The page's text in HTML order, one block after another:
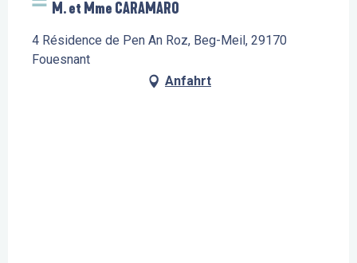
M. et Mme CARAMARO
4 Résidence de Pen An Roz, Beg-Meil, 29170
Fouesnant
Anfahrt